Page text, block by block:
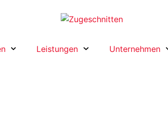
Leistungen Unternehmen